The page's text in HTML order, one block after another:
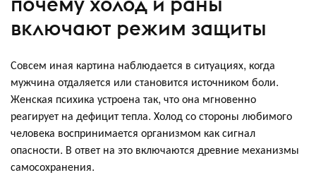
включают режим защиты
Совсем иная картина наблюдается в ситуациях, когда
мужчина отдаляется или становится источником боли.
Женская психика устроена так, что она мгновенно
реагирует на дефицит тепла. Холод со стороны любимого
человека воспринимается организмом как сигнал
опасности. В ответ на это включаются древние механизмы
самосохранения.